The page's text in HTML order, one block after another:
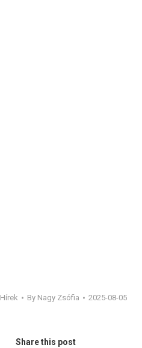
Hírek By Nagy Zsófia 2025-08-05
Share this post